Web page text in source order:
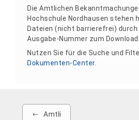
Die Amtlichen
Hochschule Nordhausen stehen
Dateien (nicht barrierefrei) durch
Ausgabe-Nummer zum
Nutzen Sie für die Suche und
Dokumenten-Center.
Amtli